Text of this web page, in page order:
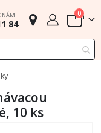
NÁM
84 Cart
0
10 ks